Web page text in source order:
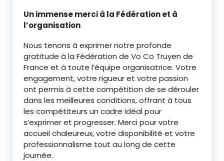
Un immense merci à la Fédération et à
l’organisation
Nous tenons à exprimer notre profonde
gratitude à la Fédération de Vo Co Truyen de
France et à toute l’équipe organisatrice. Votre
engagement, votre rigueur et votre passion
ont permis à cette compétition de se dérouler
dans les meilleures conditions, offrant à tous
les compétiteurs un cadre idéal pour
s’exprimer et progresser. Merci pour votre
accueil chaleureux, votre disponibilité et votre
professionnalisme tout au long de cette
journée.